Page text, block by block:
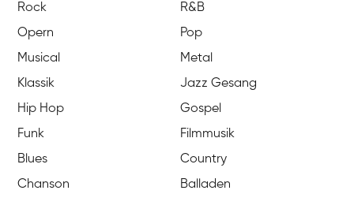
Rock
R&B
Opern
Pop
Musical
Metal
Klassik
Jazz Gesang
Hip Hop
Gospel
Funk
Filmmusik
Blues
Country
Chanson
Balladen